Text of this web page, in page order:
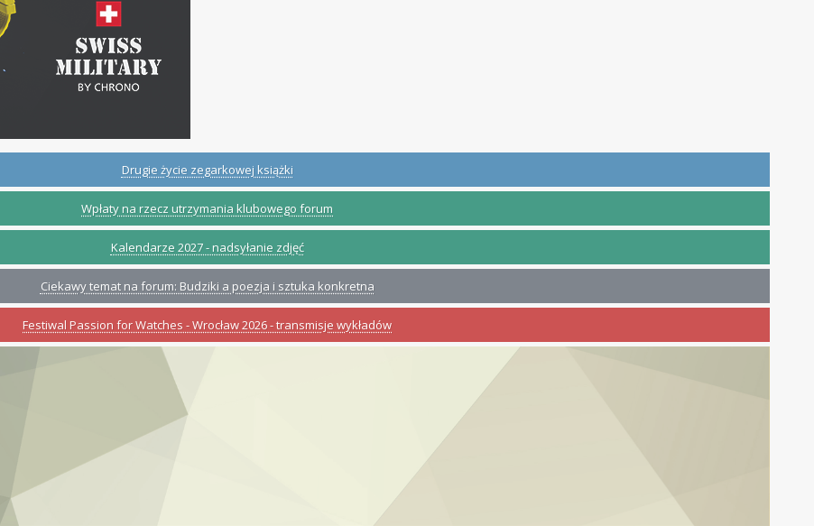
Drugie życie zegarkowej książki
Wpłaty na rzecz utrzymania klubowego forum
Kalendarze 2027 - nadsyłanie zdjęć
Ciekawy temat na forum: Budziki a poezja i sztuka konkretna
Festiwal Passion for Watches - Wrocław 2026 - transmisje wykładów